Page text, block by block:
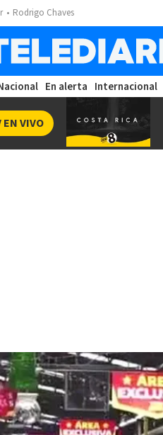
Rodrigo Chaves
En alerta Internacional
EN VIVO